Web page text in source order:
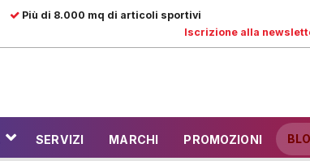
Più di 8.000 mq di articoli sportivi
Iscrizione alla
SERVIZI MARCHI PROMOZIONI